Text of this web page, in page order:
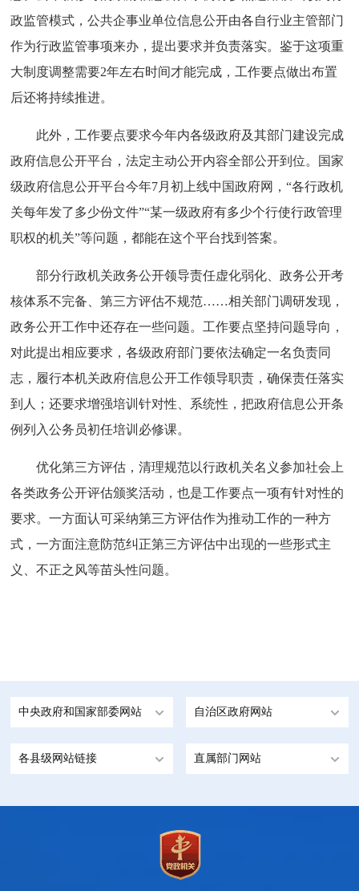
政监管模式，公共企事业单位信息公开由各自行业主管部门
作为行政监管事项来办，提出要求并负责落实。鉴于这项重
大制度调整需要2年左右时间才能完成，工作要点做出布置
后还将持续推进。
此外，工作要点要求今年内各级政府及其部门建设完成
政府信息公开平台，法定主动公开内容全部公开到位。国家
级政府信息公开平台今年7月初上线中国政府网，“各行政机
关每年发了多少份文件”“某一级政府有多少个行使行政管理
职权的机关”等问题，都能在这个平台找到答案。
部分行政机关政务公开领导责任虚化弱化、政务公开考
核体系不完备、第三方评估不规范……相关部门调研发现，
政务公开工作中还存在一些问题。工作要点坚持问题导向，
对此提出相应要求，各级政府部门要依法确定一名负责同
志，履行本机关政府信息公开工作领导职责，确保责任落实
到人；还要求增强培训针对性、系统性，把政府信息公开条
例列入公务员初任培训必修课。
优化第三方评估，清理规范以行政机关名义参加社会上
各类政务公开评估颁奖活动，也是工作要点一项有针对性的
要求。一方面认可采纳第三方评估作为推动工作的一种方
式，一方面注意防范纠正第三方评估中出现的一些形式主
义、不正之风等苗头性问题。
中央政府和国家部委网站 自治区政府网站
各县级网站链接 直属部门网站